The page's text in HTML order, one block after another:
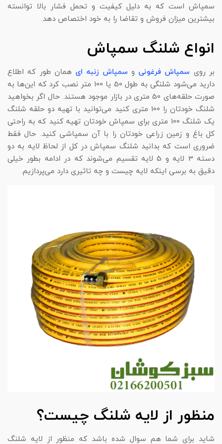
سمپاش است که به دلیل کیفیت و تحمل فشار بالا توانسته
بیشترین میزان فروش و تقاضا را به خود اختصاص دهد.
انواع شلنگ سمپاش
بر روی سمپاش فرغونی و سمپاش زنبه ای همان طور که اطلاع
دارید می‌شود شلنگی به طول 50 یا 100 متر نصب کرد که این‌ها به
صورت حلقه‌های 50 متری در بازار موجود هستند. حال اگر بخواهید
شلنگ خودتان را 100 متری کنید می‌توانید با تهیه دو حلقه شلنگ
یک شلنگ 100 متری برای سمپاش خودتان تهیه کنید که به راحتی
کل باغ و زمین زراعی خودتان را با آن سمپاشی کنید. حال فقط
ضروری است که بدانید شلنگ سمپاش در کل از لحاظ لایه به دو
دسته 3 لایه و 5 لایه تقسیم می‌شوند که در ادامه بطور خیلی
دقیق به برسی اینکه لایه چیست و چه تاثیری دارد می‌پردازیم.
منظور از لایه شلنگ چیست؟
شاید برای شما هم سوال شده باشد که منظور از لایه شلنگ